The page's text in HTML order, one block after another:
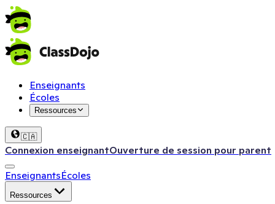
Enseignants
Écoles
Ressources
🇨🇦
Connexion enseignantOuverture de session pour parent
EnseignantsÉcoles
Ressources